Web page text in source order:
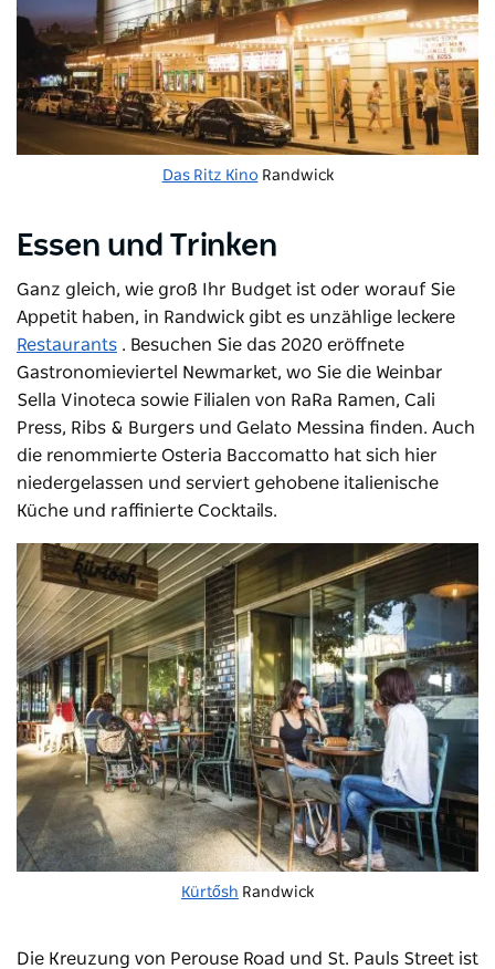
Das Ritz Kino Randwick
Essen und Trinken
Ganz gleich, wie groß Ihr Budget ist oder worauf Sie
Appetit haben, in Randwick gibt es unzählige leckere
Restaurants . Besuchen Sie das 2020 eröffnete
Gastronomieviertel Newmarket, wo Sie die Weinbar
Sella Vinoteca sowie Filialen von RaRa Ramen, Cali
Press, Ribs & Burgers und Gelato Messina finden. Auch
die renommierte Osteria Baccomatto hat sich hier
niedergelassen und serviert gehobene italienische
Küche und raffinierte Cocktails.
Kürtősh Randwick
Die Kreuzung von Perouse Road und St. Pauls Street ist